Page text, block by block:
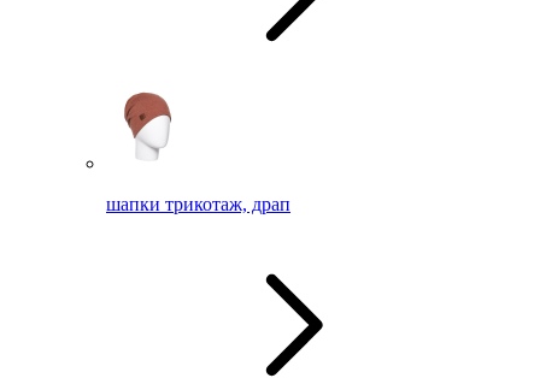
шапки трикотаж, драп